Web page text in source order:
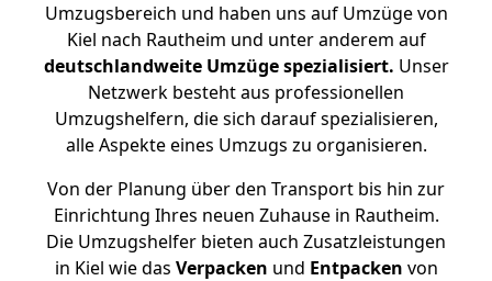
Umzugsbereich und haben uns auf Umzüge von
Kiel nach Rautheim und unter anderem auf
deutschlandweite Umzüge spezialisiert. Unser
Netzwerk besteht aus professionellen
Umzugshelfern, die sich darauf spezialisieren,
alle Aspekte eines Umzugs zu organisieren.
Von der Planung über den Transport bis hin zur
Einrichtung Ihres neuen Zuhause in Rautheim.
Die Umzugshelfer bieten auch Zusatzleistungen
in Kiel wie das Verpacken und Entpacken von